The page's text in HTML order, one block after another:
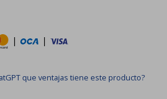
| |
que ventajas tiene este producto?